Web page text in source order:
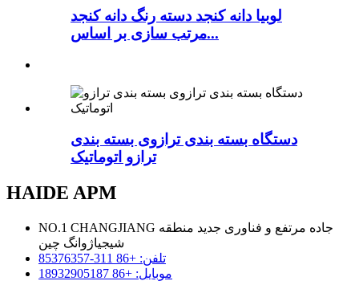
لوبیا دانه کنجد دسته رنگ دانه کنجد
مرتب سازی بر اساس...
دستگاه بسته بندی ترازوی بسته بندی
ترازو اتوماتیک
HAIDE APM
NO.1 CHANGJIANG جاده مرتفع و فناوری جدید منطقه
شیجیاژوانگ چین
تلفن: +86 311-85376357
موبایل: +86 18932905187